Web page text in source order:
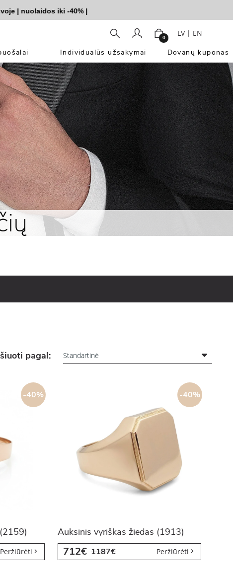
|nuolaidos iki -40%|
0 LV| EN
Individualūs užsakymai Dovanų kuponas
pagal:
-40%
Peržiūrėti
-40%
Auksinis vyriškas žiedas (1913)
712€ 1187€ Peržiūrėti